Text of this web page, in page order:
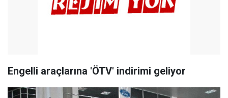
Engelli araçlarına 'ÖTV' indirimi geliyor